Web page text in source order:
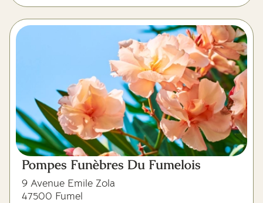
Pompes Funèbres Du Fumelois
9 Avenue Emile Zola
47500 Fumel